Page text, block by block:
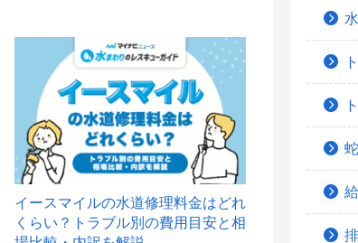
イースマイルの水道修理料金はどれ
くらい？トラブル別の費用目安と相